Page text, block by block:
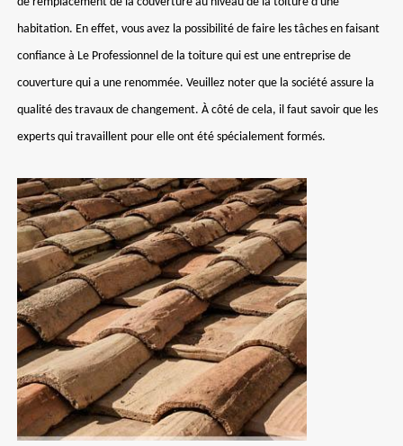
habitation. En effet, vous avez la possibilité de faire les tâches en faisant
confiance à Le Professionnel de la toiture qui est une entreprise de
couverture qui a une renommée. Veuillez noter que la société assure la
qualité des travaux de changement. À côté de cela, il faut savoir que les
experts qui travaillent pour elle ont été spécialement formés.